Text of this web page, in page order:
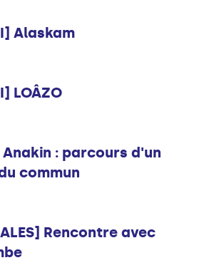
Alaskam
LOÂZO
Anakin : parcours d'un
commun
Rencontre avec